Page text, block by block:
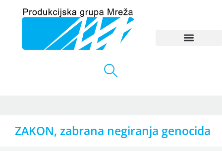
ZAKON, zabrana negiranja genocida